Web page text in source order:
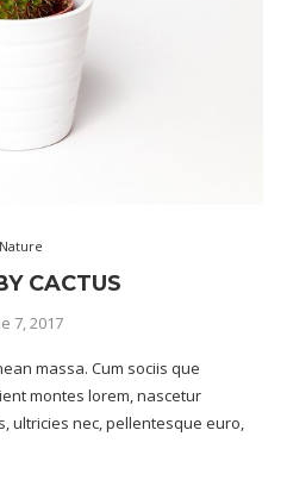
Nature
CACTUS
7, 2017
massa. Cum sociis que
montes lorem, nascetur
ultricies nec, pellentesque euro,